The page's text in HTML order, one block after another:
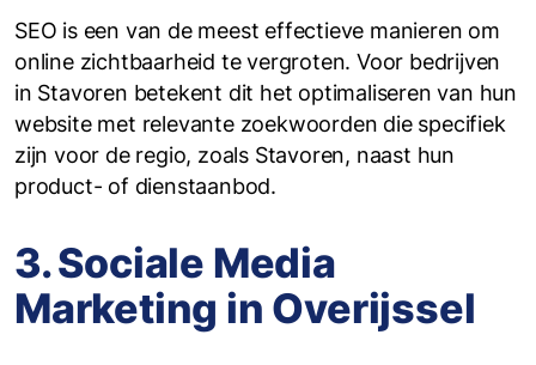
SEO is een van de meest effectieve manieren om
online zichtbaarheid te vergroten. Voor bedrijven
in Stavoren betekent dit het optimaliseren van hun
website met relevante zoekwoorden die specifiek
zijn voor de regio, zoals Stavoren, naast hun
product- of dienstaanbod.
3. Sociale Media
Marketing in Overijssel